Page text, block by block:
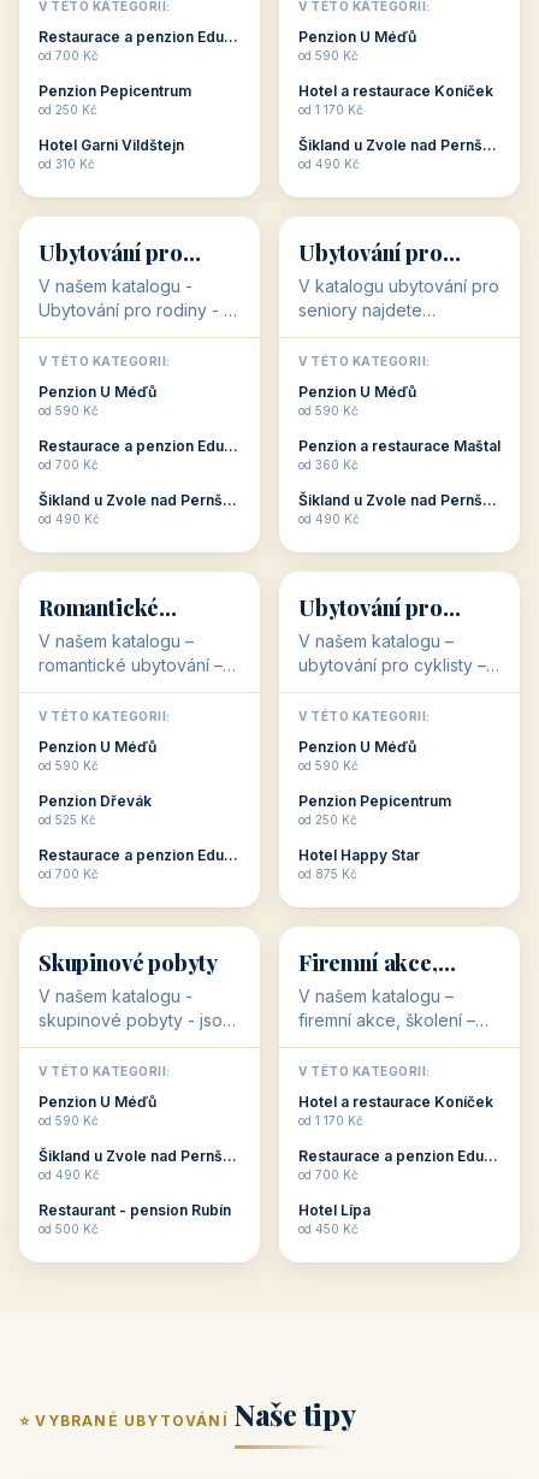
dovolenou přímo
souvisejí. Aktivní
odpočinek jso...
V TÉTO KATEGORII:
Restaurace a penzion Eduard
od 700 Kč
Penzion Pepicentrum
od 250 Kč
Hotel Garni Vildštejn
od 310 Kč
cenově dostupné
ubytování v ČR. Budete
c...
V TÉTO KATEGORII:
Penzion U Méďů
od 590 Kč
Hotel a restaurace Koníček
od 1 170 Kč
Šikland u Zvole nad Pernštejnem
od 490 Kč
👨‍👩‍👧‍👦
👨‍👩‍👧‍👦
34 objektů
Ubytování pro
rodiny
V našem katalogu -
Ubytování pro rodiny -
jsou pro Vás připraveny
objekty, které svojí
polohou či vybaveností,
nabízí klidné ubytování
V TÉTO KATEGORII:
Penzion U Méďů
od 590 Kč
Restaurace a penzion Eduard
od 700 Kč
Šikland u Zvole nad Pernštejnem
od 490 Kč
🧓
🧓
33 objektů
Ubytování pro
seniory
V katalogu ubytování pro
seniory najdete
penziony a hotely, které
jsou přizpůsobeny pro
ubytování klientů vyššího
věku. Některé z nich
V TÉTO KATEGORII:
Penzion U Méďů
od 590 Kč
Penzion a restaurace Maštal
od 360 Kč
Šikland u Zvole nad Pernštejnem
od 490 Kč
💕
💕
Romantické
ubytování
V našem katalogu –
romantické ubytování –
jsou pro Vás připraveny
objekty, které svojí
stavbou, polohou anebo
zaměřením nabízí
Romantické ...
V TÉTO KATEGORII:
Penzion U Méďů
od 590 Kč
Penzion Dřevák
od 525 Kč
Restaurace a penzion Eduard
od 700 Kč
🚴
🚴
32 objektů
Ubytování pro
cyklisty
V našem katalogu –
ubytování pro cyklisty –
jsou pro Vás připraveny
objekty, které jsou na
milovníky cykloturistiky
připraveny. Většinou mají
V TÉTO KATEGORII:
Penzion U Méďů
od 590 Kč
Penzion Pepicentrum
od 250 Kč
Hotel Happy Star
od 875 Kč
👥
👥
32 objektů
Skupinové pobyty
V našem katalogu -
skupinové pobyty - jsou
pro Vás připraveny
objekty, které nabízí
ubytování skupin v
penzionech, hotelích a
Budete překva...
V TÉTO KATEGORII:
Penzion U Méďů
od 590 Kč
Šikland u Zvole nad Pernštejnem
od 490 Kč
Restaurant - pension Rubín
od 500 Kč
💼
💼
31 objektů
Firemní akce,
školení
V našem katalogu –
firemní akce, školení –
jsou pro Vás připraveny
objekty, které mají
zkušenosti pořádat i
menší firemní akce a
ob...
V TÉTO KATEGORII:
Hotel a restaurace Koníček
od 1 170 Kč
Restaurace a penzion Eduard
od 700 Kč
Hotel Lípa
od 450 Kč
⭐ VYBRANÉ UBYTOVÁNÍ Naše tipy